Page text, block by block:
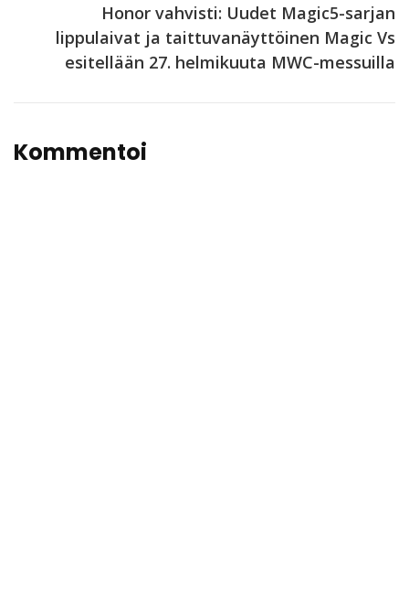
Honor vahvisti: Uudet Magic5-sarjan
lippulaivat ja taittuvanäyttöinen Magic Vs
esitellään 27. helmikuuta MWC-messuilla
Kommentoi